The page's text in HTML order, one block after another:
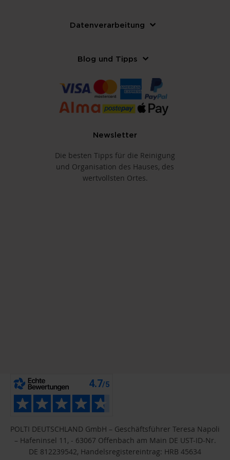
Datenverarbeitung
Blog und Tipps
Newsletter
Die besten Tipps für die Reinigung
und Organisation des Hauses, des
wertvollsten Ortes.
POLTI DEUTSCHLAND GmbH – Geschäftsführer Teresa Napoli
– Hafeninsel 11, - 63067 Offenbach am Main DE UST-ID-Nr.
DE 812239542, Handelsregistereintrag: HRB 45634